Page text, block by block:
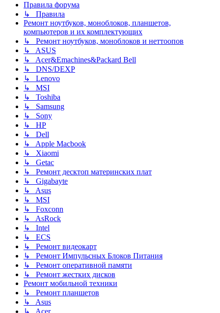
Правила форума
↳ Правила
Ремонт ноутбуков, моноблоков, планшетов,
компьютеров и их комплектующих
↳ Ремонт ноутбуков, моноблоков и неттоопов
↳ ASUS
↳ Acer&Emachines&Packard Bell
↳ DNS/DEXP
↳ Lenovo
↳ MSI
↳ Toshiba
↳ Samsung
↳ Sony
↳ HP
↳ Dell
↳ Apple Macbook
↳ Xiaomi
↳ Getac
↳ Ремонт десктоп материнских плат
↳ Gigabayte
↳ Asus
↳ MSI
↳ Foxconn
↳ AsRock
↳ Intel
↳ ECS
↳ Ремонт видеокарт
↳ Ремонт Импульсных Блоков Питания
↳ Ремонт оперативной памяти
↳ Ремонт жестких дисков
Ремонт мобильной техники
↳ Ремонт планшетов
↳ Asus